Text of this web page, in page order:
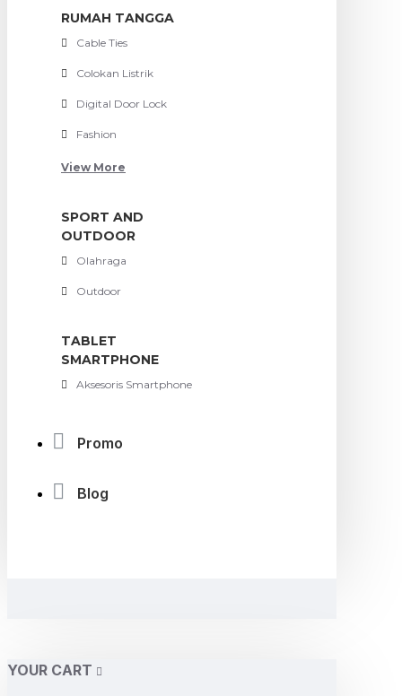
RUMAH TANGGA
Cable Ties
Colokan Listrik
Digital Door Lock
Fashion
View More
SPORT AND
OUTDOOR
Olahraga
Outdoor
TABLET
SMARTPHONE
Aksesoris Smartphone
Promo
Blog
YOUR CART